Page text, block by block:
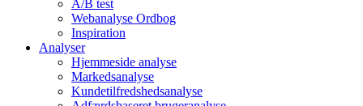
A/B test
Webanalyse Ordbog
Inspiration
Analyser
Hjemmeside analyse
Markedsanalyse
Kundetilfredshedsanalyse